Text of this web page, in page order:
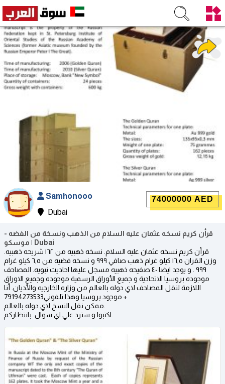
Samhonooo
Dubai
74000000 AED
قرأن كريم نسخه عثمان عليه السلام من الذهب ونسخة من الفضه -
موسكو | Dubai
قرأن كريم نسخه عثمان عليه السلام. نسخه ذهبيه من ١٦٢ شريحه ذهبيه.
وزن القران ١٦,٥ كيلو غرام ذهب صافي ٩٩٩ و نسخه فضيه من ٦,٥ كيلو غرام
٩٩٩ . و يوجد ايضا ٤٠ صفيحه ذهبيه مسجل عليها احاديث نبويه. المصاحف
موجوده بروسيا الاتحادية و جميع الأوراق الرسمية موجوده وجميع الاوراق
اللازمة لنقل المصاحف لاي دوله بالعالم من وزاره الخارجيه والأديان. أنا
موجود بروسيا وهذا تلفوني79194273533 +